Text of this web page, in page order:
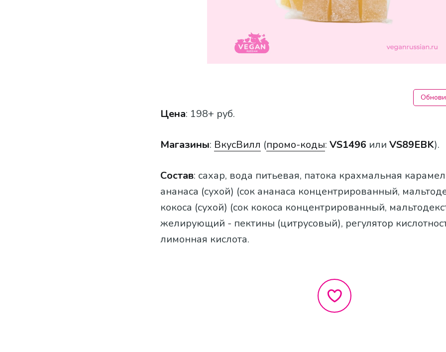
Цена: 198+ руб.
Магазины: ВкусВилл (промо-коды: VS1496 или VS89EBK).
Состав: сахар, вода питьевая, патока крахмальная
ананаса (сухой) (сок ананаса концентрированный,
кокоса (сухой) (сок кокоса концентрированный,
желирующий - пектины (цитрусовый), регулятор
лимонная кислота.